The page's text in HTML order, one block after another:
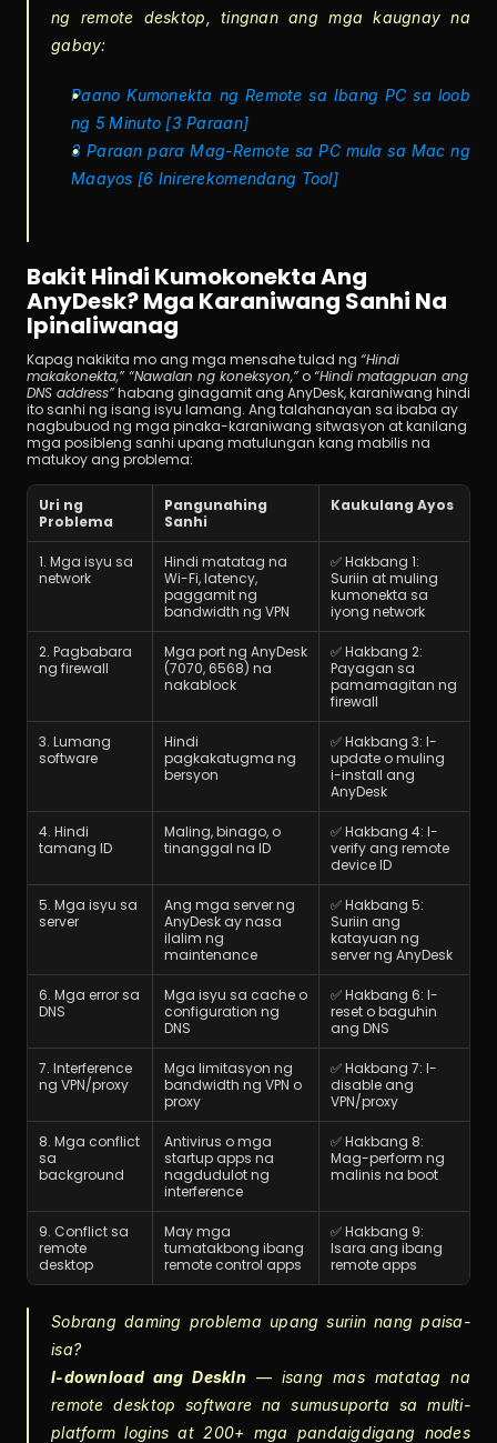
ng remote desktop, tingnan ang mga kaugnay na
gabay:
Paano Kumonekta ng Remote sa Ibang PC sa loob
ng 5 Minuto [3 Paraan]
3 Paraan para Mag-Remote sa PC mula sa Mac ng
Maayos [6 Inirerekomendang Tool]
Bakit Hindi Kumokonekta Ang
AnyDesk? Mga Karaniwang Sanhi Na
Ipinaliwanag
Kapag nakikita mo ang mga mensahe tulad ng “Hindi
makakonekta,” “Nawalan ng koneksyon,” o “Hindi matagpuan ang
DNS address” habang ginagamit ang AnyDesk, karaniwang hindi
ito sanhi ng isang isyu lamang. Ang talahanayan sa ibaba ay
nagbubuod ng mga pinaka-karaniwang sitwasyon at kanilang
mga posibleng sanhi upang matulungan kang mabilis na
matukoy ang problema:
Uri ng
Problema
Pangunahing
Sanhi
Kaukulang Ayos
1. Mga isyu sa
network
Hindi matatag na
Wi-Fi, latency,
paggamit ng
bandwidth ng VPN
✅ Hakbang 1:
Suriin at muling
kumonekta sa
iyong network
2. Pagbabara
ng firewall
Mga port ng AnyDesk
(7070, 6568) na
nakablock
✅ Hakbang 2:
Payagan sa
pamamagitan ng
firewall
3. Lumang
software
Hindi
pagkakatugma ng
bersyon
✅ Hakbang 3: I-
update o muling
i-install ang
AnyDesk
4. Hindi
tamang ID
Maling, binago, o
tinanggal na ID
✅ Hakbang 4: I-
verify ang remote
device ID
5. Mga isyu sa
server
Ang mga server ng
AnyDesk ay nasa
ilalim ng
maintenance
✅ Hakbang 5:
Suriin ang
katayuan ng
server ng AnyDesk
6. Mga error sa
DNS
Mga isyu sa cache o
configuration ng
DNS
✅ Hakbang 6: I-
reset o baguhin
ang DNS
7. Interference
ng VPN/proxy
Mga limitasyon ng
bandwidth ng VPN o
proxy
✅ Hakbang 7: I-
disable ang
VPN/proxy
8. Mga conflict
sa
background
Antivirus o mga
startup apps na
nagdudulot ng
interference
✅ Hakbang 8:
Mag-perform ng
malinis na boot
9. Conflict sa
remote
desktop
May mga
tumatakbong ibang
remote control apps
✅ Hakbang 9:
Isara ang ibang
remote apps
Sobrang daming problema upang suriin nang paisa-
isa?
I-download ang DeskIn — isang mas matatag na
remote desktop software na sumusuporta sa multi-
platform logins at 200+ mga pandaigdigang nodes